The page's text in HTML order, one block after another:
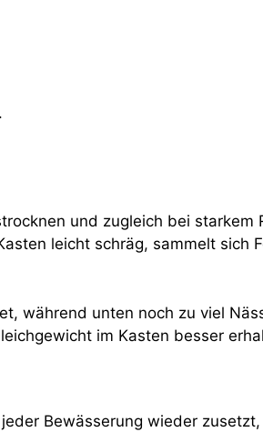
und zugleich bei
leicht schräg, sammelt sich
während unten noch zu viel
im Kasten besser
Bewässerung wieder